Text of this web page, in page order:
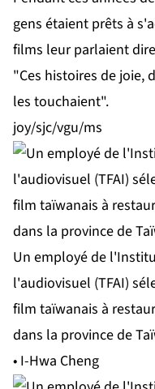
gens étaient prêts à
films leur parlaient
"Ces histoires de joie,
les touchaient".
joy/sjc/vgu/ms
Un employé de
l'audiovisuel (TFAI)
film taïwanais à
dans la province de
• I-Hwa Cheng